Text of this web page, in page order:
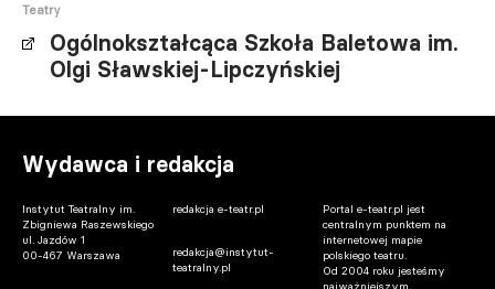
Teatry
Ogólnokształcąca Szkoła Baletowa im.
Olgi Sławskiej-Lipczyńskiej
Wydawca i redakcja
Instytut Teatralny im.
Zbigniewa Raszewskiego
ul. Jazdów 1
00-467 Warszawa
redakcja e-teatr.pl
redakcja@instytut-
teatralny.pl
Portal e-teatr.pl jest
centralnym punktem na
internetowej mapie
polskiego teatru.
Od 2004 roku jesteśmy